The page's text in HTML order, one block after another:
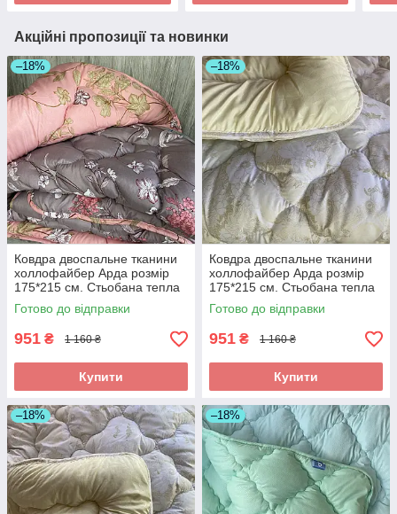
Акційні пропозиції та новинки
–18%
Ковдра двоспальне тканини
холлофайбер Арда розмір
175*215 см. Стьобана тепла
ковдра
Готово до відправки
951 ₴ 1 160 ₴
Купити
–18%
Ковдра двоспальне тканини
холлофайбер Арда розмір
175*215 см. Стьобана тепла
ковдра
Готово до відправки
951 ₴ 1 160 ₴
Купити
–18% –18%